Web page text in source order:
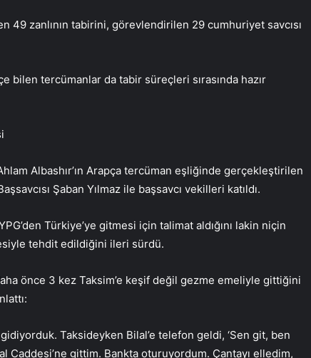
49 zanlının tabirini, görevlendirilen 29 cumhuriyet savcısı
bilen tercümanlar da tabir süreçleri sırasında hazır
Albashır’ın Arapça tercüman eşliğinde gerçekleştirilen
Şaban Yılmaz ile başsavcı vekilleri katıldı.
Türkiye’ye gitmesi için talimat aldığını lakin niçin
tehdit edildiğini ileri sürdü.
önce 3 kez Taksim’e keşif değil gezme emeliyle gittiğini
Taksideyken Bilal’e telefon geldi, ‘Sen git, ben
Caddesi’ne gittim. Bankta oturuyordum. Çantayı elledim,